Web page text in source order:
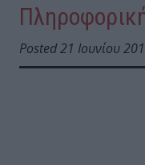
Posted 21 Ιουνίου